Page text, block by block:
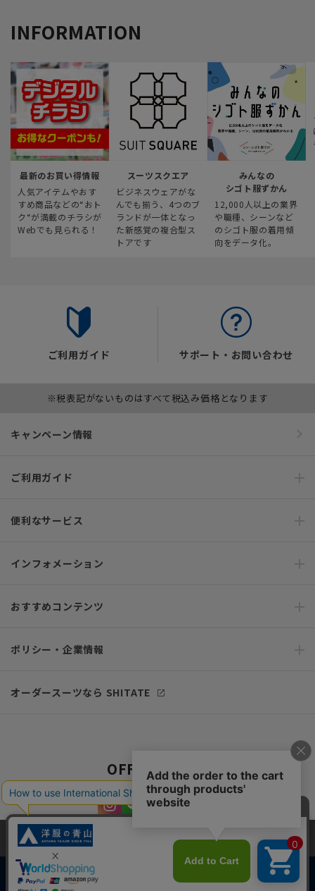
INFORMATION
最新のお買い得情報
人気アイテムやおす
すめ商品などの“おト
ク“が満載のチラシが
Webでも見られる！
スーツスクエア
ビジネスウェアがな
んでも揃う、4つのブ
ランドが一体となっ
た新感覚の複合型ス
トアです
みんなの
シゴト服ずかん
12,000人以上の業界
や職種、シーンなど
のシゴト服の着用傾
向をデータ化。
ご利用ガイド サポート・お問い合わせ
※税表記がないものはすべて税込み価格となります
キャンペーン情報
ご利用ガイド
便利なサービス
インフォメーション
おすすめコンテンツ
ポリシー・企業情報
オーダースーツなら SHITATE
OFFICIAL SNS
当サイトでは、快適な閲覧体験とコンテンツ改善のためにCookieを使用
しています。閲覧を続けることで、Cookieの使用に同意したものとみな
します。詳細については